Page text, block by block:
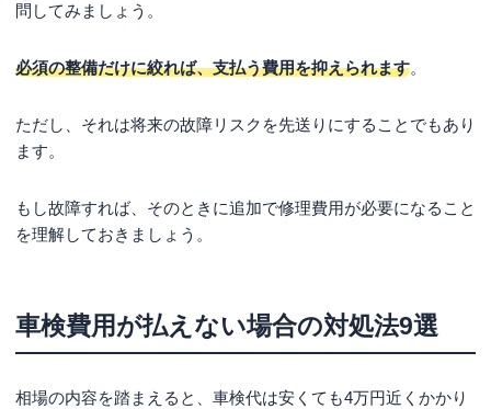
問してみましょう。
必須の整備だけに絞れば、支払う費用を抑えられます。
ただし、それは将来の故障リスクを先送りにすることでもあり
ます。
もし故障すれば、そのときに追加で修理費用が必要になること
を理解しておきましょう。
車検費用が払えない場合の対処法9選
相場の内容を踏まえると、車検代は安くても4万円近くかかり